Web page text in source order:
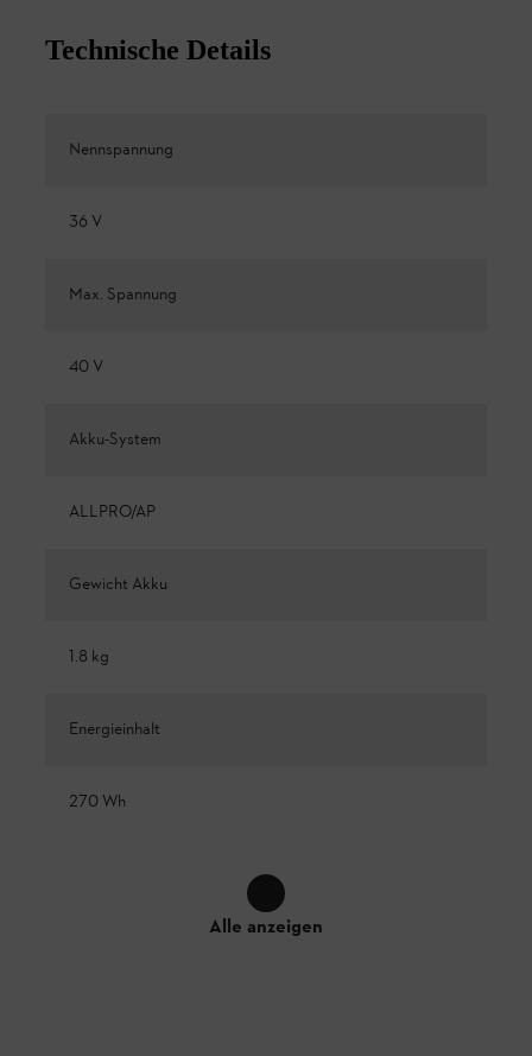
Technische Details
Nennspannung
36 V
Max. Spannung
40 V
Akku-System
ALLPRO/AP
Gewicht Akku
1.8 kg
Energieinhalt
270 Wh
Alle anzeigen